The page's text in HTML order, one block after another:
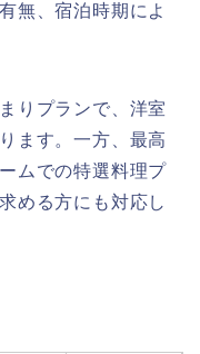
無、宿泊時期によ
りプランで、洋室
ます。一方、最高
ムでの特選料理プ
める方にも対応し